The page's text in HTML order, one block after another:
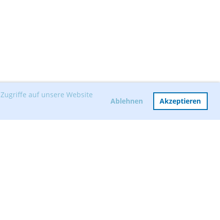
auf unsere Website
Ablehnen Akzeptieren